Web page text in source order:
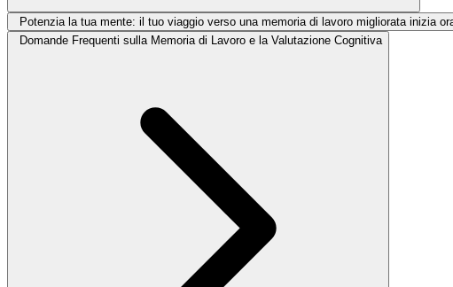
Potenzia la tua mente: il tuo viaggio verso una memoria di lavoro migliorata inizia
Domande Frequenti sulla Memoria di Lavoro e la Valutazione Cognitiva